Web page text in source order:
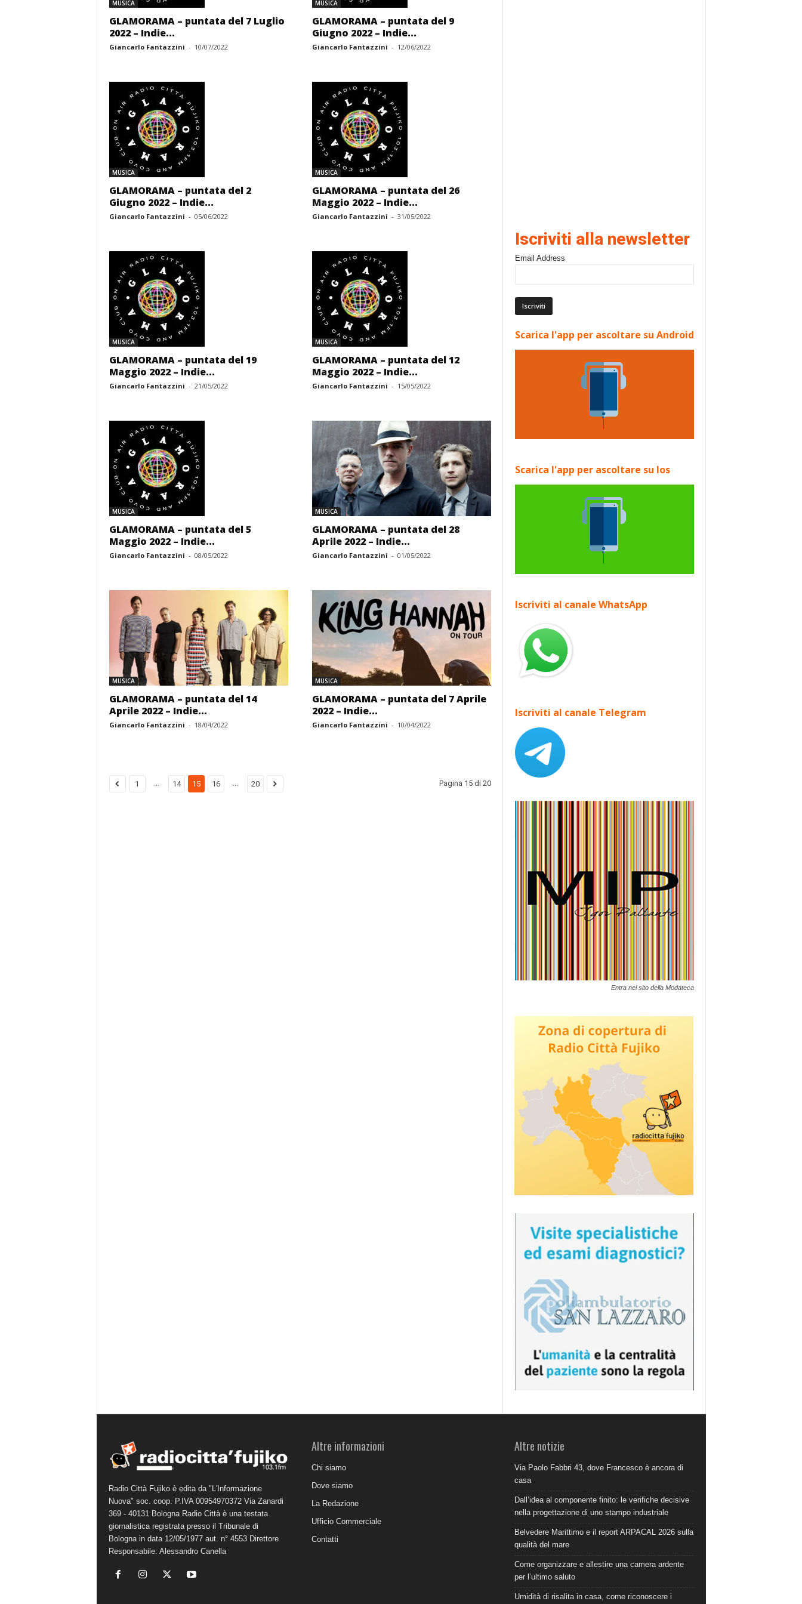
MUSICA
GLAMORAMA – puntata del 7 Luglio
2022 – Indie...
Giancarlo Fantazzini - 10/07/2022
MUSICA
GLAMORAMA – puntata del 9
Giugno 2022 – Indie...
Giancarlo Fantazzini - 12/06/2022
MUSICA
GLAMORAMA – puntata del 2
Giugno 2022 – Indie...
Giancarlo Fantazzini - 05/06/2022
MUSICA
GLAMORAMA – puntata del 26
Maggio 2022 – Indie...
Giancarlo Fantazzini - 31/05/2022
MUSICA
GLAMORAMA – puntata del 19
Maggio 2022 – Indie...
Giancarlo Fantazzini - 21/05/2022
MUSICA
GLAMORAMA – puntata del 12
Maggio 2022 – Indie...
Giancarlo Fantazzini - 15/05/2022
MUSICA
GLAMORAMA – puntata del 5
Maggio 2022 – Indie...
Giancarlo Fantazzini - 08/05/2022
MUSICA
GLAMORAMA – puntata del 28
Aprile 2022 – Indie...
Giancarlo Fantazzini - 01/05/2022
MUSICA
GLAMORAMA – puntata del 14
Aprile 2022 – Indie...
Giancarlo Fantazzini - 18/04/2022
MUSICA
GLAMORAMA – puntata del 7 Aprile
2022 – Indie...
Giancarlo Fantazzini - 10/04/2022
1 ... 14 15 16 ... 20 Pagina 15 di 20
Iscriviti alla newsletter
Email Address
Scarica l'app per ascoltare su Android
Scarica l'app per ascoltare su Ios
Iscriviti al canale WhatsApp
Iscriviti al canale Telegram
Entra nel sito della Modateca
Radio Città Fujiko è edita da "L'Informazione
Nuova" soc. coop. P.IVA 00954970372 Via Zanardi
369 - 40131 Bologna Radio Città è una testata
giornalistica registrata presso il Tribunale di
Bologna in data 12/05/1977 aut. n° 4553 Direttore
Responsabile: Alessandro Canella
Altre informazioni
Chi siamo
Dove siamo
La Redazione
Ufficio Commerciale
Contatti
Altre notizie
Via Paolo Fabbri 43, dove Francesco è ancora di
casa
Dall’idea al componente finito: le verifiche decisive
nella progettazione di uno stampo industriale
Belvedere Marittimo e il report ARPACAL 2026 sulla
qualità del mare
Come organizzare e allestire una camera ardente
per l’ultimo saluto
Umidità di risalita in casa, come riconoscere i